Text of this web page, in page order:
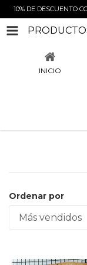
10% DE DESCUENTO
INICIO
Ordenar por